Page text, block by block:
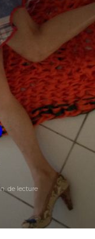
de lecture